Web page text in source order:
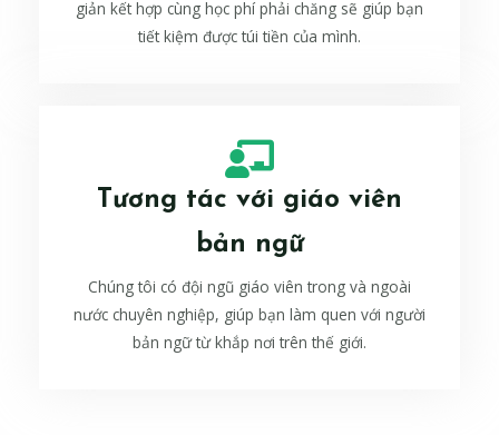
giản kết hợp cùng học phí phải chăng sẽ giúp bạn
tiết kiệm được túi tiền của mình.
Tương tác với giáo viên
bản ngữ
Chúng tôi có đội ngũ giáo viên trong và ngoài
nước chuyên nghiệp, giúp bạn làm quen với người
bản ngữ từ khắp nơi trên thế giới.